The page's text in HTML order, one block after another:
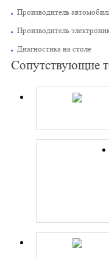
Производитель
Производитель
Диагностика на столе
Сопутствующие